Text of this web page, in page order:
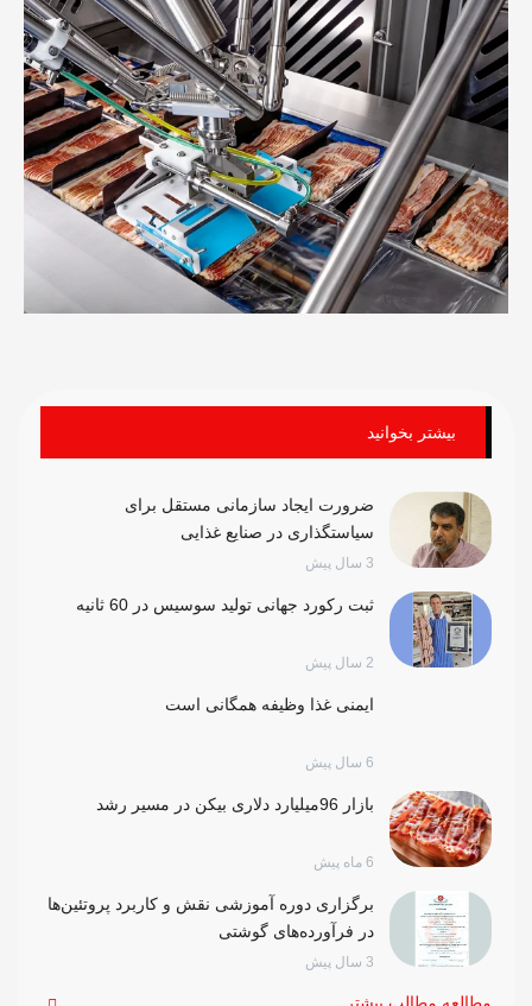
بیشتر بخوانید
ضرورت ایجاد سازمانی مستقل برای
سیاستگذاری در صنایع غذایی
ثبت رکورد جهانی تولید سوسیس در 60 ثانیه
ایمنی غذا وظیفه همگانی است
بازار 96میلیارد دلاری بیکن در مسیر رشد
برگزاری دوره آموزشی نقش و کاربرد پروتئین‌ها
در فرآورده‌های گوشتی